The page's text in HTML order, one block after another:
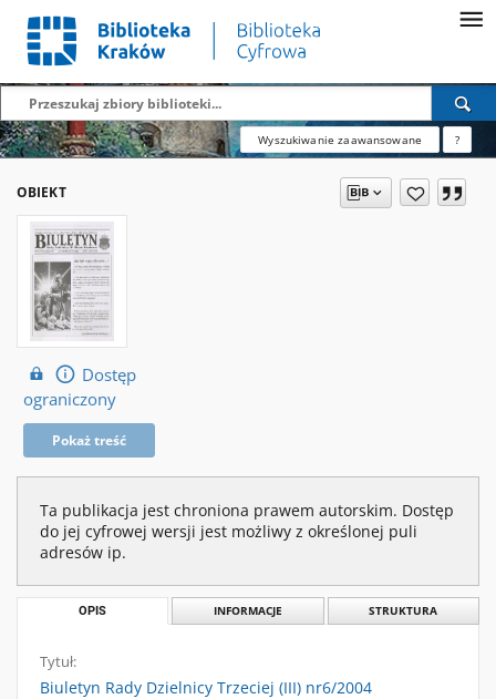
Wyszukiwanie zaawansowane ?
OBIEKT
Dostęp
ograniczony
Pokaż treść
Ta publikacja jest chroniona prawem autorskim. Dostęp
do jej cyfrowej wersji jest możliwy z określonej puli
adresów ip.
OPIS INFORMACJE STRUKTURA
Tytuł:
Biuletyn Rady Dzielnicy Trzeciej (III) nr6/2004